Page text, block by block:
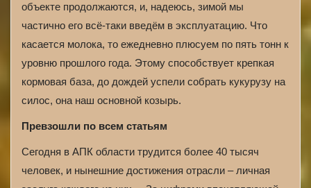
объекте продолжаются, и, надеюсь, зимой мы
частично его всё-таки введём в эксплуатацию. Что
касается молока, то ежедневно плюсуем по пять тонн к
уровню прошлого года. Этому способствует крепкая
кормовая база, до дождей успели собрать кукурузу на
силос, она наш основной козырь.
Превзошли по всем статьям
Сегодня в АПК области трудится более 40 тысяч
человек, и нынешние достижения отрасли – личная